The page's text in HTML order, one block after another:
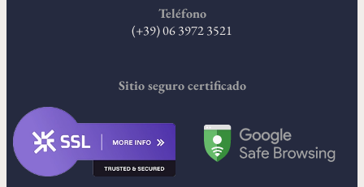
Teléfono
(+39) 06 3972 3521
Sitio seguro certificado